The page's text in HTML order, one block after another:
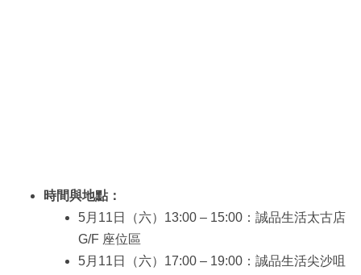
時間與地點：
5月11日（六）13:00 – 15:00：誠品生活太古店
G/F 座位區
5月11日（六）17:00 – 19:00：誠品生活尖沙咀